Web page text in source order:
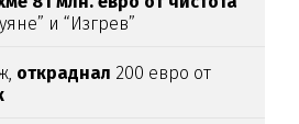
и “Изгрев”
откраднал 200 евро от